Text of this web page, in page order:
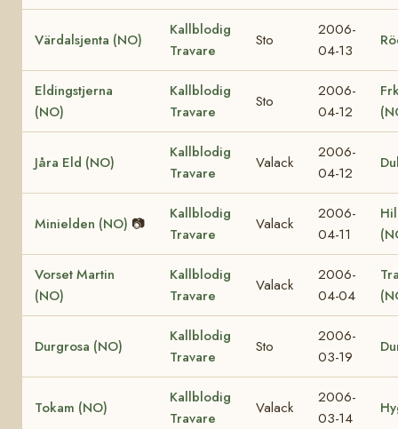
Värdalsjenta (NO)
Kallblodig
Travare
Sto
2006-
04-13
Eldingstjerna
(NO)
Kallblodig
Travare
Sto
2006-
04-12
Jåra Eld (NO)
Kallblodig
Travare
Valack
2006-
04-12
Minielden (NO) 📷
Kallblodig
Travare
Valack
2006-
04-11
Vorset Martin
(NO)
Kallblodig
Travare
Valack
2006-
04-04
Durgrosa (NO)
Kallblodig
Travare
Sto
2006-
03-19
Tokam (NO)
Kallblodig
Travare
Valack
2006-
03-14